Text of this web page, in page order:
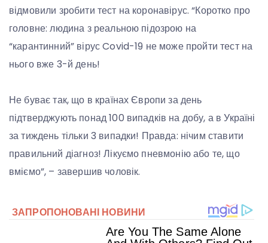
відмовили зробити тест на коронавірус. “Коротко про
головне: людина з реальною підозрою на
“карантинний” вірус Covid-19 не може пройти тест на
нього вже 3-й день!
Не буває так, що в країнах Європи за день
підтверджують понад 100 випадків на добу, а в Україні
за тиждень тільки 3 випадки! Правда: нічим ставити
правильний діагноз! Лікуємо пневмонію або те, що
вміємо”, – завершив чоловік.